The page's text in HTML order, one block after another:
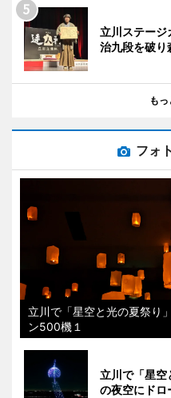
立川ステー
治九段を破り
も
フォ
立川で「星空と光の夏祭
ン500機１
立川で「星
の夜空にド